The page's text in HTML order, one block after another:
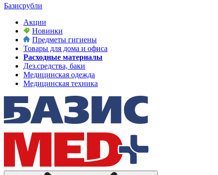
Базисрубли
Акции
Новинки
Предметы гигиены
Товары для дома и офиса
Расходные материалы
Дез.средства, баки
Медицинская одежда
Медицинская техника